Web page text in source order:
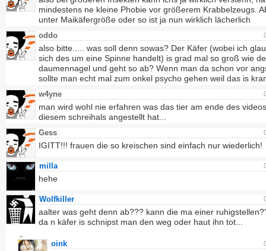
mindestens ne kleine Phobie vor größerem Krabbelzeugs.
unter Maikäfergröße oder so ist ja nun wirklich lächerlich
oddo
also bitte..... was soll denn sowas? Der Käfer (wobei ich
sich des um eine Spinne handelt) is grad mal so groß wie
daumennagel und geht so ab? Wenn man da schon vor
sollte man echt mal zum onkel psycho gehen weil das is
w4yne
man wird wohl nie erfahren was das tier am ende des
diesem schreihals angestellt hat...
Gess
IGITT!!! frauen die so kreischen sind einfach nur wiederlich!
milla
hehe
Wolfkiller
aalter was geht denn ab??? kann die ma einer
da n käfer is schnipst man den weg oder haut ihn tot...
oink